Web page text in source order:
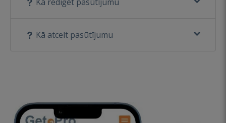
Kā atcelt pasūtījumu